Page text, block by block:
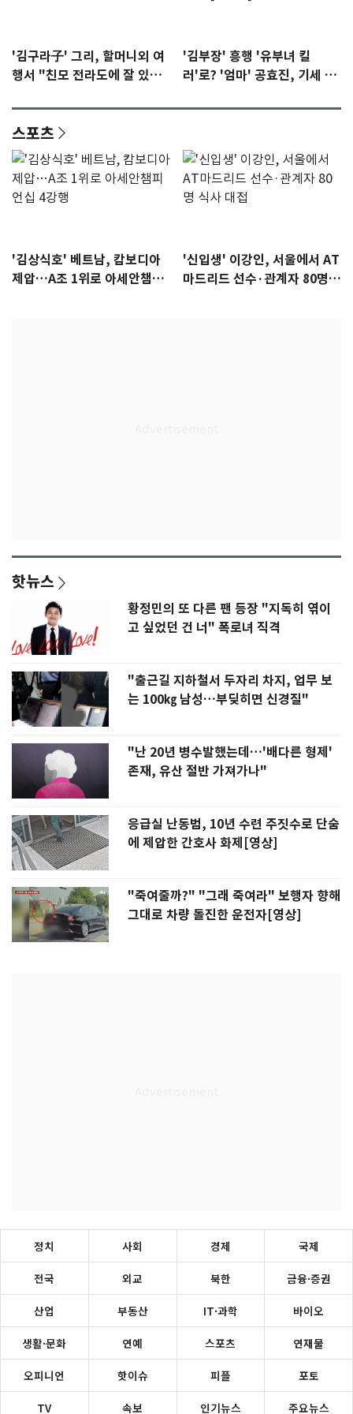
'김구라子' 그리, 할머니외 여
행서 "친모 전라도에 잘 있
'김부장' 흥행 '유부녀 킬
러'로? '엄마' 공효진, 기세 잡
스포츠
'김상식호' 베트남, 캄보디아
제압…A조 1위로 아세안챔피
'신입생' 이강인, 서울에서 AT
마드리드 선수·관계자 80명
핫뉴스
황정민의 또 다른 팬 등장 "지독히 엮이
고 싶었던 건 너" 폭로녀 직격
"출근길 지하철서 두자리 차지, 업무 보
는 100㎏ 남성…부딪히면 신경질"
"난 20년 병수발했는데…'배다른 형제'
존재, 유산 절반 가져가나"
응급실 난동범, 10년 수련 주짓수로 단숨
에 제압한 간호사 화제[영상]
"죽여줄까?" "그래 죽여라" 보행자 향해
그대로 차량 돌진한 운전자[영상]
정치 사회 경제 국제
전국 외교 북한 금융·증권
산업 부동산 IT·과학 바이오
생활·문화 연예 스포츠 연재물
오피니언 핫이슈 피플 포토
TV 속보 인기뉴스 주요뉴스